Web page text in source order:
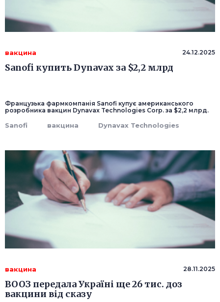
вакцина 24.12.2025
Sanofi купить Dynavax за $2,2 млрд
Французька фармкомпанія Sanofi купує американського
розробника вакцин Dynavax Technologies Corp. за $2,2 млрд.
Sanofi вакцина Dynavax Technologies
вакцина 28.11.2025
ВООЗ передала Україні ще 26 тис. доз
вакцини від сказу